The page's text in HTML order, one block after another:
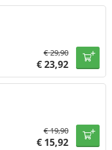
€29,90
€23,92
€19,90
€ 15,92